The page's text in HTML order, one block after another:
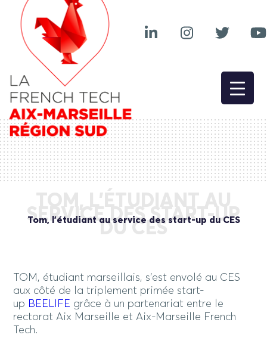
TOM, L’ÉTUDIANT AU
SERVICE DES START-UP
DU CES
Tom, l’étudiant au service des start-up du CES
TOM, étudiant marseillais, s’est envolé au CES
aux côté de la triplement primée start-
up BEELIFE grâce à un partenariat entre le
rectorat Aix Marseille et Aix-Marseille French
Tech.